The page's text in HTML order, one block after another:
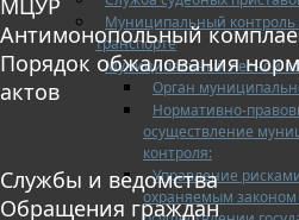
Муниципальный
транспорте
Муниципальный лесной
Орган
Нормативно-
осуществление
контроля:
Управление
охраняемым
МЦУР
Антимонопольный
Порядок обжалования
актов
Службы и ведомства
Обращения граждан